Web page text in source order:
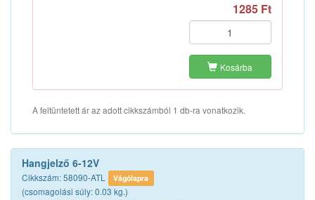
1285 Ft
Kosárba
A feltüntetett ár az adott cikkszámból 1 db-ra vonatkozik.
Hangjelző 6-12V
Cikkszám: 58090-ATL Vágólapra
(csomagolási súly: 0.03 kg.)